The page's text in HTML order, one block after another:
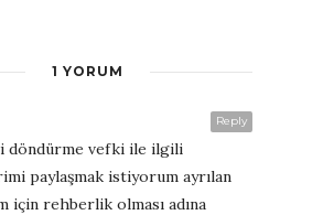
1 YORUM
Reply
döndürme vefki ile ilgili
paylaşmak istiyorum ayrılan
için rehberlik olması adına